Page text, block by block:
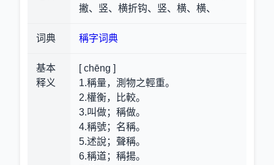
撇、竖、横折钩、竖、横、横、
词典 稱字词典
基本
释义
[ chēng ]
1.稱量，測物之輕重。
2.權衡，比較。
3.叫做；稱做。
4.稱號；名稱。
5.述說；聲稱。
6.稱道；稱揚。